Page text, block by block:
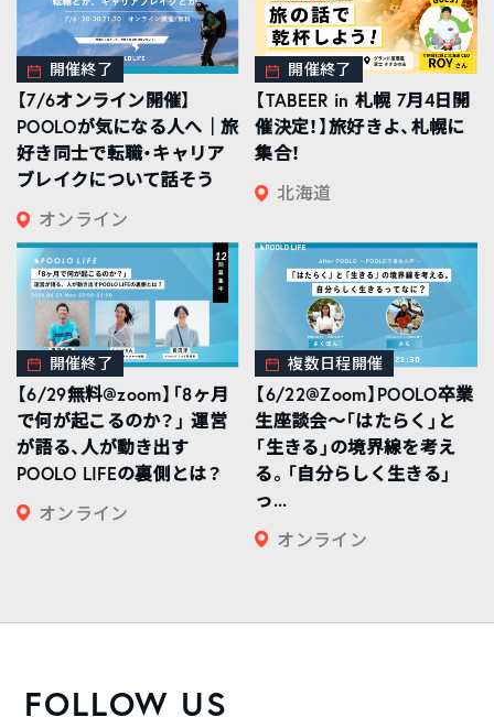
開催終了
【7/6オンライン開催】
POOLOが気になる人へ｜旅
好き同士で転職・キャリア
ブレイクについて話そう
オンライン
開催終了
【TABEER in 札幌 7月4日開
催決定！】旅好きよ、札幌に
集合！
北海道
開催終了
【6/29無料@zoom】「8ヶ月
で何が起こるのか？」 運営
が語る、人が動き出す
POOLO LIFEの裏側とは？
オンライン
複数日程開催
【6/22@Zoom】POOLO卒業
生座談会〜「はたらく」と
「生きる」の境界線を考え
る。「自分らしく生きる」
っ...
オンライン
FOLLOW US